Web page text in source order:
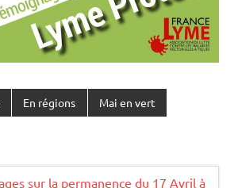
En régions Mai en vert
sur la permanence du 17 Avril à